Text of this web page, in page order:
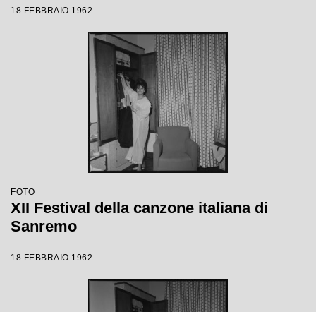
18 FEBBRAIO 1962
FOTO
XII Festival della canzone italiana di
Sanremo
18 FEBBRAIO 1962